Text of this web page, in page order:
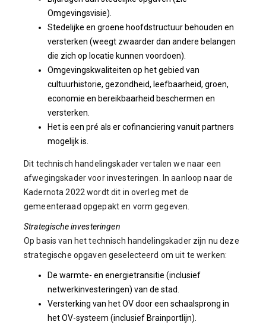
Omgevingsvisie).
Stedelijke en groene hoofdstructuur behouden en
versterken (weegt zwaarder dan andere belangen
die zich op locatie kunnen voordoen).
Omgevingskwaliteiten op het gebied van
cultuurhistorie, gezondheid, leefbaarheid, groen,
economie en bereikbaarheid beschermen en
versterken.
Het is een pré als er cofinanciering vanuit partners
mogelijk is.
Dit technisch handelingskader vertalen we naar een
afwegingskader voor investeringen. In aanloop naar de
Kadernota 2022 wordt dit in overleg met de
gemeenteraad opgepakt en vorm gegeven.
Strategische investeringen
Op basis van het technisch handelingskader zijn nu deze
strategische opgaven geselecteerd om uit te werken:
De warmte- en energietransitie (inclusief
netwerkinvesteringen) van de stad.
Versterking van het OV door een schaalsprong in
het OV-systeem (inclusief Brainportlijn).